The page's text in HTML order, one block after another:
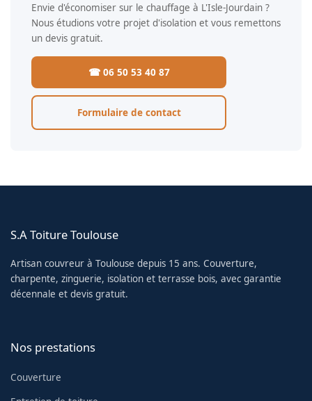
Envie d'économiser sur le chauffage à L'Isle-Jourdain ?
Nous étudions votre projet d'isolation et vous remettons
un devis gratuit.
☎ 06 50 53 40 87
Formulaire de contact
S.A Toiture Toulouse
Artisan couvreur à Toulouse depuis 15 ans. Couverture,
charpente, zinguerie, isolation et terrasse bois, avec garantie
décennale et devis gratuit.
Nos prestations
Couverture